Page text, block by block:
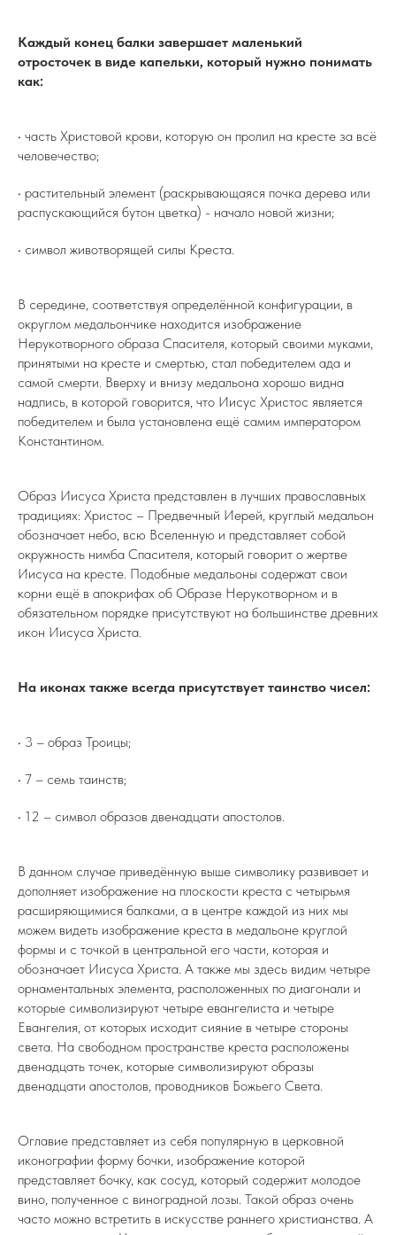
Каждый конец балки завершает маленький
отросточек в виде капельки, который нужно понимать
как:
• часть Христовой крови, которую он пролил на кресте за всё
человечество;
• растительный элемент (раскрывающаяся почка дерева или
распускающийся бутон цветка) - начало новой жизни;
• символ животворящей силы Креста.
В середине, соответствуя определённой конфигурации, в
округлом медальончике находится изображение
Нерукотворного образа Спасителя, который своими муками,
принятыми на кресте и смертью, стал победителем ада и
самой смерти. Вверху и внизу медальона хорошо видна
надпись, в которой говорится, что Иисус Христос является
победителем и была установлена ещё самим императором
Константином.
Образ Иисуса Христа представлен в лучших православных
традициях: Христос – Предвечный Иерей, круглый медальон
обозначает небо, всю Вселенную и представляет собой
окружность нимба Спасителя, который говорит о жертве
Иисуса на кресте. Подобные медальоны содержат свои
корни ещё в апокрифах об Образе Нерукотворном и в
обязательном порядке присутствуют на большинстве древних
икон Иисуса Христа.
На иконах также всегда присутствует таинство чисел:
• 3 – образ Троицы;
• 7 – семь таинств;
• 12 – символ образов двенадцати апостолов.
В данном случае приведённую выше символику развивает и
дополняет изображение на плоскости креста с четырьмя
расширяющимися балками, а в центре каждой из них мы
можем видеть изображение креста в медальоне круглой
формы и с точкой в центральной его части, которая и
обозначает Иисуса Христа. А также мы здесь видим четыре
орнаментальных элемента, расположенных по диагонали и
которые символизируют четыре евангелиста и четыре
Евангелия, от которых исходит сияние в четыре стороны
света. На свободном пространстве креста расположены
двенадцать точек, которые символизируют образы
двенадцати апостолов, проводников Божьего Света.
Оглавие представляет из себя популярную в церковной
иконографии форму бочки, изображение которой
представляет бочку, как сосуд, который содержит молодое
вино, полученное с виноградной лозы. Такой образ очень
часто можно встретить в искусстве раннего христианства. А